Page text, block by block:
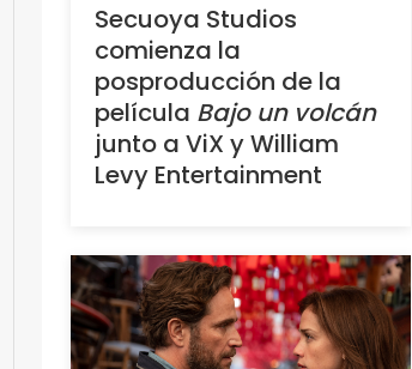
Secuoya Studios
comienza la
posproducción de la
película Bajo un volcán
junto a ViX y William
Levy Entertainment